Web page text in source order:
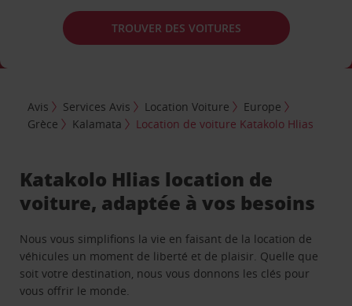
TROUVER DES VOITURES
Avis Services Avis Location Voiture
Europe
Grèce
Kalamata Location de voiture Katakolo Hlias
Katakolo Hlias location de
voiture, adaptée à vos besoins
Nous vous simplifions la vie en faisant de la location de
véhicules un moment de liberté et de plaisir. Quelle que
soit votre destination, nous vous donnons les clés pour
vous offrir le monde.